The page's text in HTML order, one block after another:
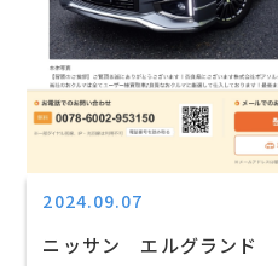
2024.09.07
ニッサン エルグランド